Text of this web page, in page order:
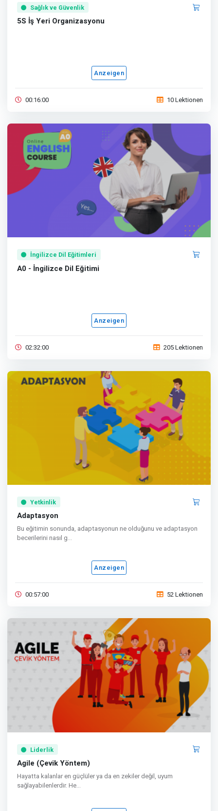
Sağlık ve Güvenlik
5S İş Yeri Organizasyonu
Anzeigen
00:16:00 10 Lektionen
İngilizce Dil Eğitimleri
A0 - İngilizce Dil Eğitimi
Anzeigen
02:32:00 205 Lektionen
Yetkinlik
Adaptasyon
Bu eğitimin sonunda, adaptasyonun ne olduğunu ve adaptasyon
becerilerini nasıl g...
Anzeigen
00:57:00 52 Lektionen
Liderlik
Agile (Çevik Yöntem)
Hayatta kalanlar en güçlüler ya da en zekiler değil, uyum
sağlayabilenlerdir. He...